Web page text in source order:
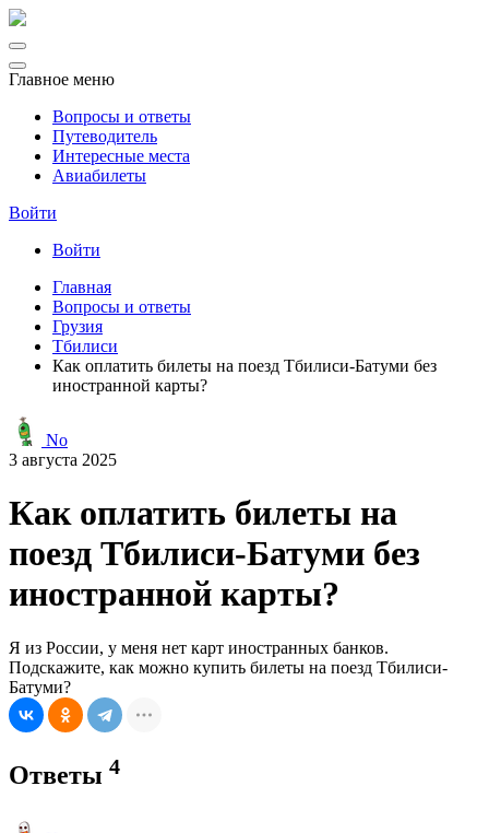
Главное меню
Вопросы и ответы
Путеводитель
Интересные места
Авиабилеты
Войти
Войти
Главная
Вопросы и ответы
Грузия
Тбилиси
Как оплатить билеты на поезд Тбилиси-Батуми без
иностранной карты?
No
3 августа 2025
Как оплатить билеты на
поезд Тбилиси-Батуми без
иностранной карты?
Я из России, у меня нет карт иностранных банков.
Подскажите, как можно купить билеты на поезд Тбилиси-
Батуми?
Ответы 4